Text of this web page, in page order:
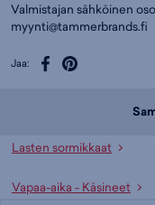
Valmistajan sähköinen
myynti@tammerbrands.fi
Jaa:
Lasten sormikkaat
Vapaa-aika - Käsineet